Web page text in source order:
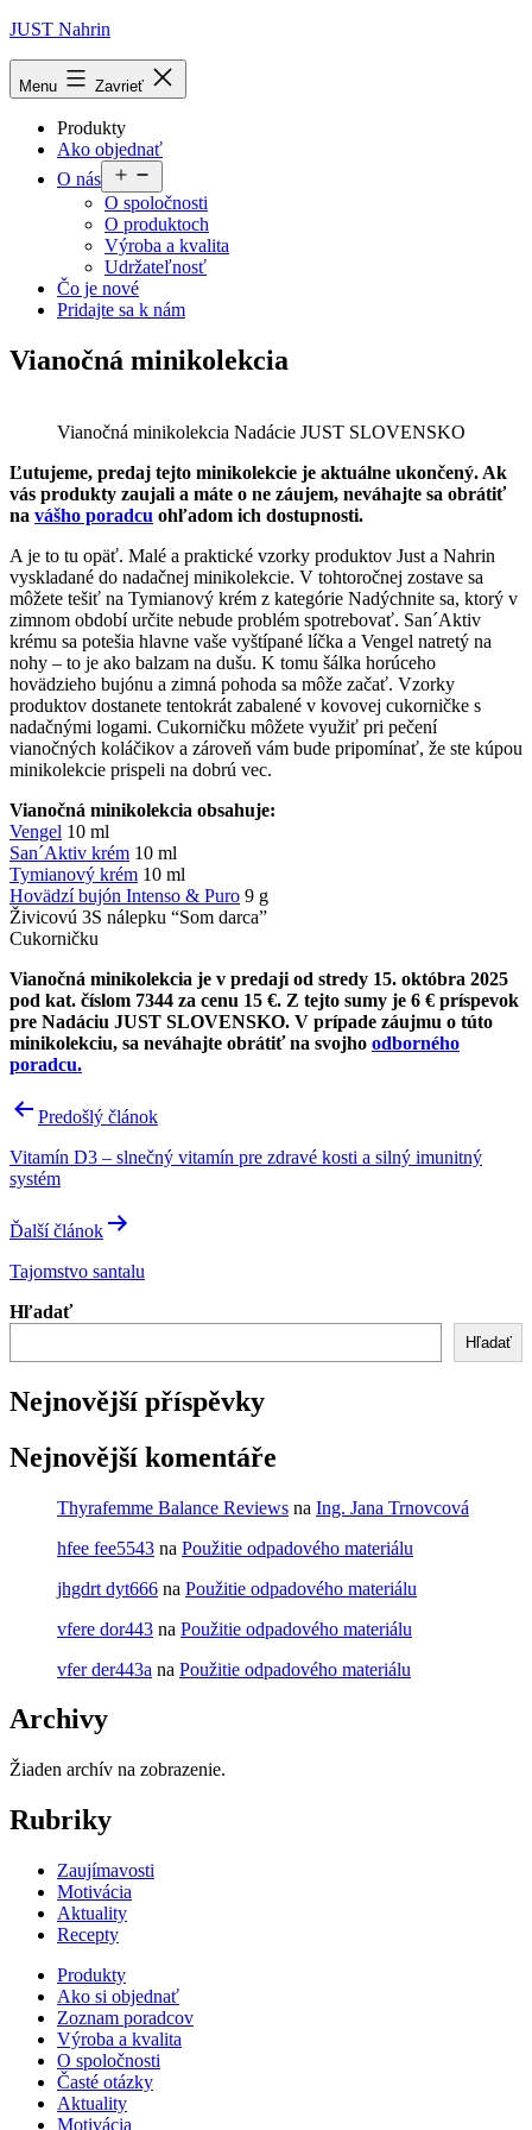
Prejsť
JUST Nahrin
Menu Zavrieť
Produkty
Ako objednať
O nás
menu
O spoločnosti
O produktoch
Výroba a kvalita
Udržateľnosť
Čo je nové
Pridajte sa k nám
Vianočná minikolekcia
Vianočná minikolekcia Nadácie JUST SLOVENSKO
Ľutujeme, predaj tejto minikolekcie je aktuálne ukončený. Ak
vás produkty zaujali a máte o ne záujem, neváhajte sa obrátiť
na vášho poradcu ohľadom ich dostupnosti.
A je to tu opäť. Malé a praktické vzorky produktov Just a Nahrin
vyskladané do nadačnej minikolekcie. V tohtoročnej zostave sa
môžete tešiť na Tymianový krém z kategórie Nadýchnite sa, ktorý v
zimnom období určite nebude problém spotrebovať. San´Aktiv
krému sa potešia hlavne vaše vyštípané líčka a Vengel natretý na
nohy – to je ako balzam na dušu. K tomu šálka horúceho
hovädzieho bujónu a zimná pohoda sa môže začať. Vzorky
produktov dostanete tentokrát zabalené v kovovej cukorničke s
nadačnými logami. Cukorničku môžete využiť pri pečení
vianočných koláčikov a zároveň vám bude pripomínať, že ste kúpou
minikolekcie prispeli na dobrú vec.
Vianočná minikolekcia obsahuje:
Vengel 10 ml
San´Aktiv krém 10 ml
Tymianový krém 10 ml
Hovädzí bujón Intenso & Puro 9 g
Živicovú 3S nálepku “Som darca”
Cukorničku
Vianočná minikolekcia je v predaji od stredy 15. októbra 2025
pod kat. číslom 7344 za cenu 15 €. Z tejto sumy je 6 € príspevok
pre Nadáciu JUST SLOVENSKO. V prípade záujmu o túto
minikolekciu, sa neváhajte obrátiť na svojho odborného
poradcu.
Navigácia
článku
Predošlý článok
Vitamín D3 – slnečný vitamín pre zdravé kosti a silný imunitný
systém
Ďalší článok
Tajomstvo santalu
Hľadať
Hľadať
Nejnovější příspěvky
Nejnovější komentáře
Thyrafemme Balance Reviews na Ing. Jana Trnovcová
hfee fee5543 na Použitie odpadového materiálu
jhgdrt dyt666 na Použitie odpadového materiálu
vfere dor443 na Použitie odpadového materiálu
vfer der443a na Použitie odpadového materiálu
Archivy
Žiaden archív na zobrazenie.
Rubriky
Zaujímavosti
Motivácia
Aktuality
Recepty
Produkty
Ako si objednať
Zoznam poradcov
Výroba a kvalita
O spoločnosti
Časté otázky
Aktuality
Motivácia